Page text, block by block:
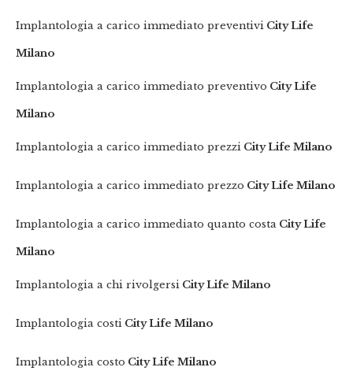
Implantologia a carico immediato preventivi City Life
Milano
Implantologia a carico immediato preventivo City Life
Milano
Implantologia a carico immediato prezzi City Life Milano
Implantologia a carico immediato prezzo City Life Milano
Implantologia a carico immediato quanto costa City Life
Milano
Implantologia a chi rivolgersi City Life Milano
Implantologia costi City Life Milano
Implantologia costo City Life Milano